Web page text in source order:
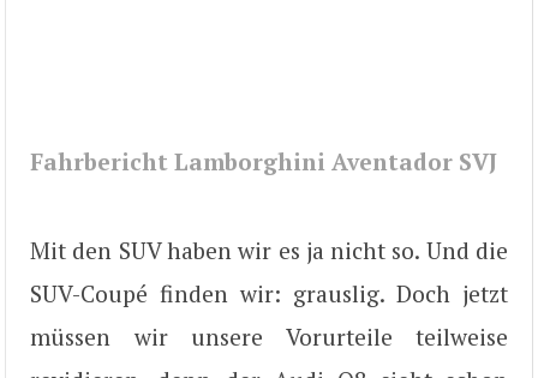
Fahrbericht Lamborghini Aventador SVJ
Mit den SUV haben wir es ja nicht so. Und die
SUV-Coupé finden wir: grauslig. Doch jetzt
müssen wir unsere Vorurteile teilweise